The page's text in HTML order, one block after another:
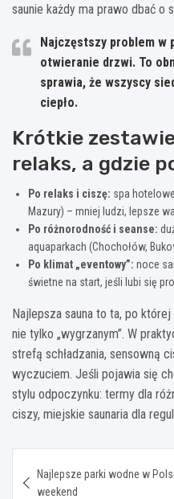
saunie każdy ma prawo dbać o
Najczęstszy problem w
otwieranie drzwi. To
sprawia, że wszyscy
ciepło.
Krótkie
relaks, a gdzie
Po relaks i ciszę: spa
Mazury) – mniej ludzi, lepsze
Po różnorodność i seanse:
aquaparkach (Chochołów,
Po klimat „eventowy”: noce
świetne na start, jeśli lubi się
Najlepsza sauna to ta, po
nie tylko „wygrzanym”. W
strefą schładzania, sensowną
wyczuciem. Jeśli pojawia się
stylu odpoczynku: termy dla
ciszy, miejskie saunaria dla
wpisu
Najlepsze parki wodne w
weekend